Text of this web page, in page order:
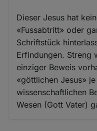
Dieser Jesus hat
«Fussabtritt» oder
Schriftstück
Erfindungen. Streng
einziger Beweis
«göttlichen Jesus»
wissenschaftlichen
Wesen (Gott Vater)